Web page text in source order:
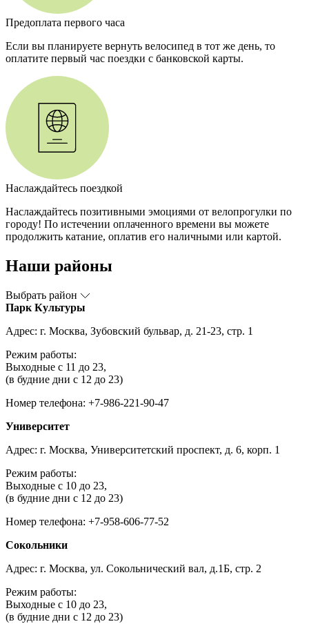
Предоплата первого часа
Если вы планируете вернуть велосипед в тот же день, то
оплатите первый час поездки с банковской карты.
Наслаждайтесь поездкой
Наслаждайтесь позитивными эмоциями от велопрогулки по
городу! По истечении оплаченного времени вы можете
продолжить катание, оплатив его наличными или картой.
Наши районы
Выбрать район
Парк Культуры
Адрес: г. Москва, Зубовский бульвар, д. 21-23, стр. 1
Режим работы:
Выходные с 11 до 23,
(в будние дни с 12 до 23)
Номер телефона: +7-986-221-90-47
Университет
Адрес: г. Москва, Университетский проспект, д. 6, корп. 1
Режим работы:
Выходные с 10 до 23,
(в будние дни с 12 до 23)
Номер телефона: +7-958-606-77-52
Сокольники
Адрес: г. Москва, ул. Сокольнический вал, д.1Б, стр. 2
Режим работы:
Выходные с 10 до 23,
(в будние дни с 12 до 23)